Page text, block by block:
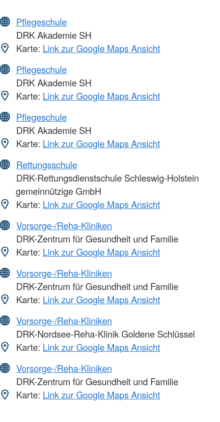
Pflegeschule
DRK Akademie SH
Karte: Link zur Google Maps Ansicht
Pflegeschule
DRK Akademie SH
Karte: Link zur Google Maps Ansicht
Pflegeschule
DRK Akademie SH
Karte: Link zur Google Maps Ansicht
Rettungsschule
DRK-Rettungsdienstschule Schleswig-Holstein
gemeinnützige GmbH
Karte: Link zur Google Maps Ansicht
Vorsorge-/Reha-Kliniken
DRK-Zentrum für Gesundheit und Familie
Karte: Link zur Google Maps Ansicht
Vorsorge-/Reha-Kliniken
DRK-Zentrum für Gesundheit und Familie
Karte: Link zur Google Maps Ansicht
Vorsorge-/Reha-Kliniken
DRK-Nordsee-Reha-Klinik Goldene Schlüssel
Karte: Link zur Google Maps Ansicht
Vorsorge-/Reha-Kliniken
DRK-Zentrum für Gesundheit und Familie
Karte: Link zur Google Maps Ansicht